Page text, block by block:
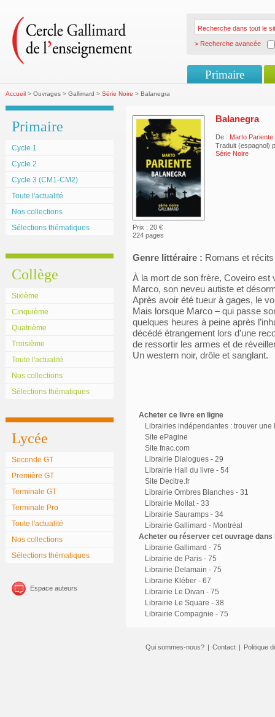
> Recherche avancée
Primaire
Accueil > Ouvrages > Gallimard > Série Noire > Balanegra
Primaire
Cycle 1
Cycle 2
Cycle 3 (CM1-CM2)
Toute l'actualité
Nos collections
Sélections thématiques
Collège
Sixième
Cinquième
Quatrième
Troisième
Toute l'actualité
Nos collections
Sélections thématiques
Lycée
Seconde GT
Première GT
Terminale GT
Terminale Pro
Toute l'actualité
Nos collections
Sélections thématiques
Espace auteurs
Prix : 20 €
224 pages
Balanegra
De : Marto Pariente
Traduit (espagnol)
Série Noire
Genre littéraire : Romans et récits
À la mort de son frère, Coveiro est
Marco, son neveu autiste et
Après avoir été tueur à gages, le
Mais lorsque Marco – qui passe
quelques heures à peine après
décédé étrangement lors d’une
de ressortir les armes et de
Un western noir, drôle et sanglant.
Acheter ce livre en ligne
Librairies indépendantes : trouver une
Site ePagine
Site fnac.com
Librairie Dialogues - 29
Librairie Hall du livre - 54
Site Decitre.fr
Librairie Ombres Blanches - 31
Librairie Mollat - 33
Librairie Sauramps - 34
Librairie Gallimard - Montréal
Acheter ou réserver cet ouvrage
Librairie Gallimard - 75
Librairie de Paris - 75
Librairie Delamain - 75
Librairie Kléber - 67
Librairie Le Divan - 75
Librairie Le Square - 38
Librairie Compagnie - 75
Qui sommes-nous? | Contact | Politique